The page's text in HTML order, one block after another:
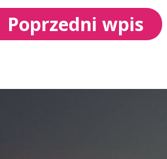
Poprzedni wpis